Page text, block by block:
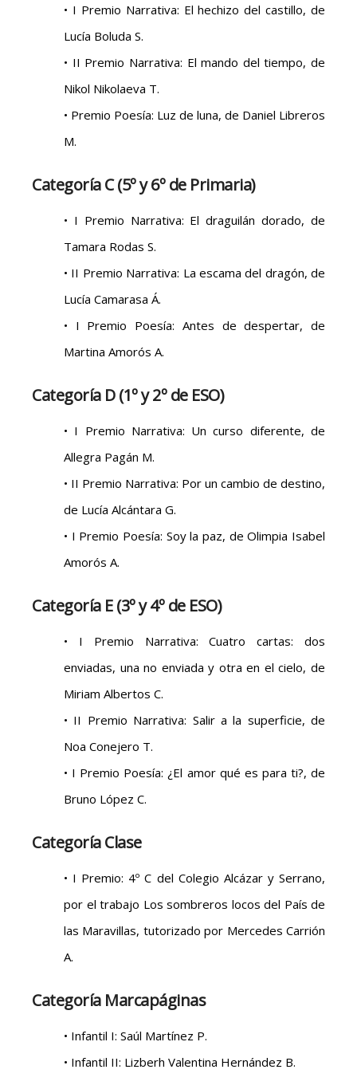
• I Premio Narrativa: El hechizo del castillo, de
Lucía Boluda S.
• II Premio Narrativa: El mando del tiempo, de
Nikol Nikolaeva T.
• Premio Poesía: Luz de luna, de Daniel Libreros
M.
Categoría C (5º y 6º de Primaria)
• I Premio Narrativa: El draguilán dorado, de
Tamara Rodas S.
• II Premio Narrativa: La escama del dragón, de
Lucía Camarasa Á.
• I Premio Poesía: Antes de despertar, de
Martina Amorós A.
Categoría D (1º y 2º de ESO)
• I Premio Narrativa: Un curso diferente, de
Allegra Pagán M.
• II Premio Narrativa: Por un cambio de destino,
de Lucía Alcántara G.
• I Premio Poesía: Soy la paz, de Olimpia Isabel
Amorós A.
Categoría E (3º y 4º de ESO)
• I Premio Narrativa: Cuatro cartas: dos
enviadas, una no enviada y otra en el cielo, de
Miriam Albertos C.
• II Premio Narrativa: Salir a la superficie, de
Noa Conejero T.
• I Premio Poesía: ¿El amor qué es para ti?, de
Bruno López C.
Categoría Clase
• I Premio: 4º C del Colegio Alcázar y Serrano,
por el trabajo Los sombreros locos del País de
las Maravillas, tutorizado por Mercedes Carrión
A.
Categoría Marcapáginas
• Infantil I: Saúl Martínez P.
• Infantil II: Lizberh Valentina Hernández B.